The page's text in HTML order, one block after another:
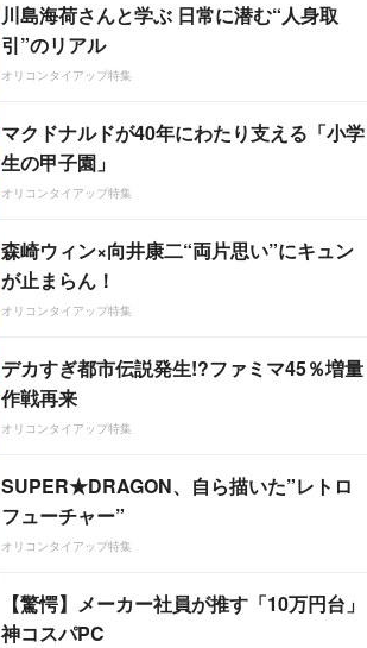
川島海荷さんと学ぶ 日常に潜む“人身取
引”のリアル
オリコンタイアップ特集
マクドナルドが40年にわたり支える「小学
生の甲子園」
オリコンタイアップ特集
森崎ウィン×向井康二“両片思い”にキュン
が止まらん！
オリコンタイアップ特集
デカすぎ都市伝説発生!?ファミマ45％増量
作戦再来
オリコンタイアップ特集
SUPER★DRAGON、自ら描いた”レトロ
フューチャー”
オリコンタイアップ特集
【驚愕】メーカー社員が推す「10万円台」
神コスパPC